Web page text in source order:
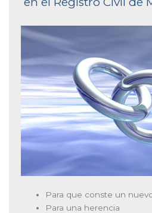
Para que conste un
Para una herencia